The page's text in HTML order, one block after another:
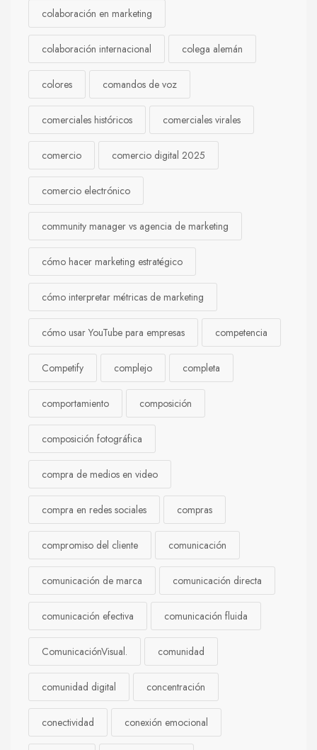
colaboración en marketing
colaboración internacional colega alemán
colores comandos de voz
comerciales históricos comerciales virales
comercio comercio digital 2025
comercio electrónico
community manager vs agencia de marketing
cómo hacer marketing estratégico
cómo interpretar métricas de marketing
cómo usar YouTube para empresas competencia
Competify complejo completa
comportamiento composición
composición fotográfica
compra de medios en video
compra en redes sociales compras
compromiso del cliente comunicación
comunicación de marca comunicación directa
comunicación efectiva comunicación fluida
ComunicaciónVisual. comunidad
comunidad digital concentración
conectividad conexión emocional